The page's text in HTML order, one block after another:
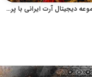
مجموعه دیجیتال آرت ایرانی با پرتره دختران و خوشنویسی